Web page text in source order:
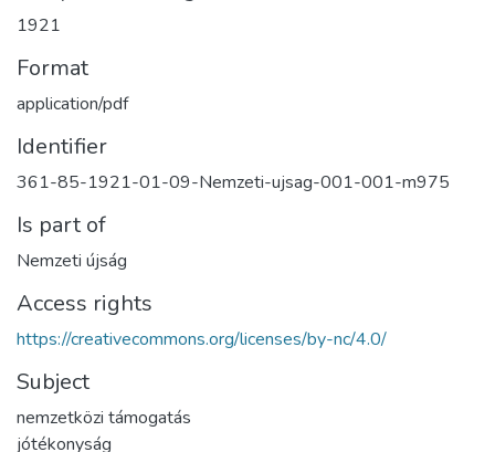
1921
Format
application/pdf
Identifier
361-85-1921-01-09-Nemzeti-ujsag-001-001-m975
Is part of
Nemzeti újság
Access rights
https://creativecommons.org/licenses/by-nc/4.0/
Subject
nemzetközi támogatás
jótékonyság